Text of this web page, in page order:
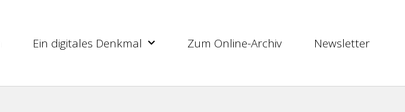
Ein digitales Denkmal Zum Online-Archiv Newsletter